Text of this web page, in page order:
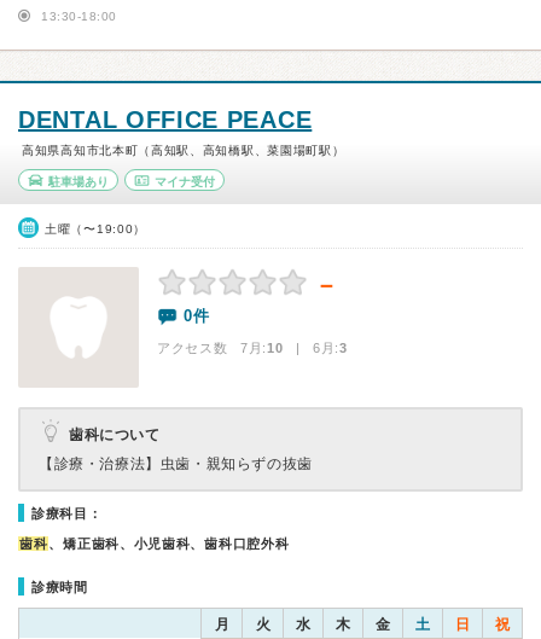
13:30-18:00
DENTAL OFFICE PEACE
高知県高知市北本町（高知駅、高知橋駅、菜園場町駅）
駐車場あり マイナ受付
土曜（〜19:00）
－
0件
アクセス数 7月:10 | 6月:3
歯科について
【診療・治療法】 虫歯・親知らずの抜歯
診療科目：
歯科、矯正歯科、小児歯科、歯科口腔外科
診療時間
月 火 水 木 金 土 日 祝